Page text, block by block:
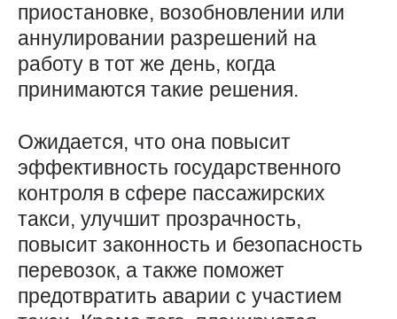
приостановке, возобновлении или
аннулировании разрешений на
работу в тот же день, когда
принимаются такие решения.
Ожидается, что она повысит
эффективность государственного
контроля в сфере пассажирских
такси, улучшит прозрачность,
повысит законность и безопасность
перевозок, а также поможет
предотвратить аварии с участием